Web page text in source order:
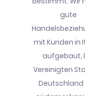
gute
mit Kunden in
aufgebaut,
Vereinigten
Deutschland